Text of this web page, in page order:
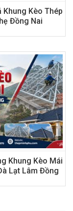
Khung Kèo Thép
Đồng Nai
Khung Kèo Mái
Lạt Lâm Đồng